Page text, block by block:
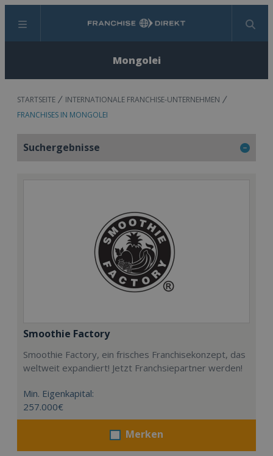
Menü Suchen
Mongolei
STARTSEITE
INTERNATIONALE FRANCHISE-UNTERNEHMEN
FRANCHISES IN MONGOLEI
Suchergebnisse
Smoothie Factory
Smoothie Factory, ein frisches Franchisekonzept, das
weltweit expandiert! Jetzt Franchsiepartner werden!
Min. Eigenkapital:
257.000€
Merken